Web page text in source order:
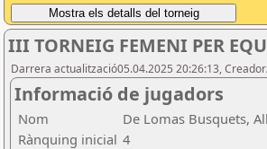
III TORNEIG FEMENI PER
Darrera actualització05.04.2025 20:26:13,
Informació de jugadors
Nom
De Lomas Busquets,
Rànquing inicial 4